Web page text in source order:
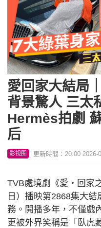
愛回家大結局
背景驚人 三太
Hermès拍劇
后
影視圈 更新時間：20:00 2026-
TVB處境劇《愛‧回家
日）播映第2868集大
務。開播多年，不僅戲
更被外界笑稱是「臥虎